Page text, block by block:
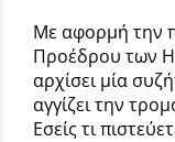
Με αφορμή την
Προέδρου των
αρχίσει μία
αγγίζει την
Εσείς τι